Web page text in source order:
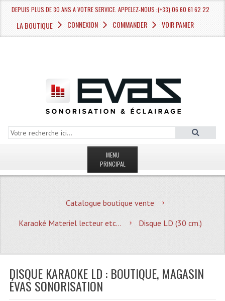
DEPUIS PLUS DE 30 ANS A VOTRE SERVICE. APPELEZ-NOUS :(+33) 06 60 61 62 22
LA BOUTIQUE CONNEXION COMMANDER VOIR PANIER
MENU
PRINCIPAL
MAGASIN
Quoi De Neuf?
Plan Acces, Horaires.
Location De Matériel
Catalogue boutique vente
Karaoké Materiel lecteur etc...
Disque LD (30 cm.)
DISQUE KARAOKE LD : BOUTIQUE, MAGASIN
ÉVAS SONORISATION